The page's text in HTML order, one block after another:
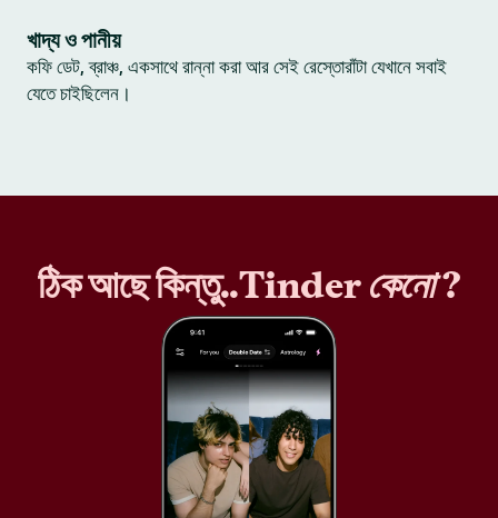
খাদ্য ও পানীয়
কফি ডেট, ব্রাঞ্চ, একসাথে রান্না করা আর সেই রেস্তোরাঁটা যেখানে সবাই
যেতে চাইছিলেন।
ঠিক আছে কিন্তু..Tinderকেনো?